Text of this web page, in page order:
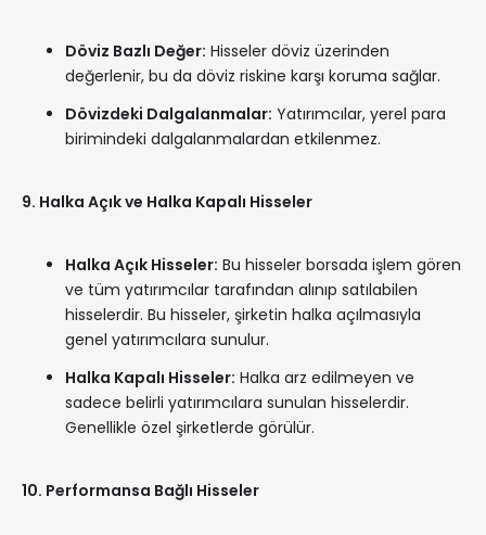
Döviz Bazlı Değer: Hisseler döviz üzerinden
değerlenir, bu da döviz riskine karşı koruma sağlar.
Dövizdeki Dalgalanmalar: Yatırımcılar, yerel para
birimindeki dalgalanmalardan etkilenmez.
9. Halka Açık ve Halka Kapalı Hisseler
Halka Açık Hisseler: Bu hisseler borsada işlem gören
ve tüm yatırımcılar tarafından alınıp satılabilen
hisselerdir. Bu hisseler, şirketin halka açılmasıyla
genel yatırımcılara sunulur.
Halka Kapalı Hisseler: Halka arz edilmeyen ve
sadece belirli yatırımcılara sunulan hisselerdir.
Genellikle özel şirketlerde görülür.
10. Performansa Bağlı Hisseler